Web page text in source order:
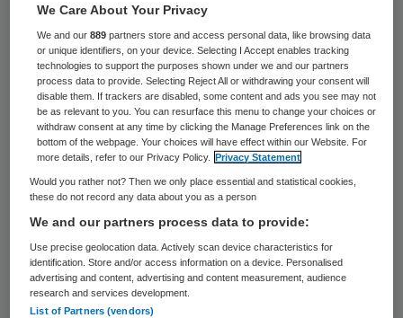
zich opstapelen. Dit schrijft de Nederlandse
Zorgautoriteit in een advies aan het
ministerie van VWS en de
uitvoeringsinstrantie CAK.
Momenteel duurt het onnodig lang voordat
nieuwe cliënten hun eerste rekening voor
de eigen bijdrage krijgen. Vaak zo lang dat
zij meerdere bijdragen tegelijk moeten
betalen. De NZa deed onderzoek naar de
mechanismen hierachter.
We Care About Your Privacy
We and our889 partners store and access personal data, like browsing data
or unique identifiers, on your device. Selecting I Accept enables tracking
technologies to support the purposes shown under we and our partners
process data to provide. Selecting Reject All or withdrawing your consent will
disable them. If trackers are disabled, some content and ads you see may not
be as relevant to you. You can resurface this menu to change your choices or
withdraw consent at any time by clicking the Manage Preferences link on the
bottom of the webpage. Your choices will have effect within our Website. For
more details, refer to our Privacy Policy.
Privacy Statement
Would you rather not? Then we only place essential and statistical cookies,
these do not record any data about you as a person
We and our partners process data to provide:
Use precise geolocation data. Actively scan device characteristics for
identification. Store and/or access information on a device. Personalised
advertising and content, advertising and content measurement, audience
research and services development.
List of Partners (vendors)